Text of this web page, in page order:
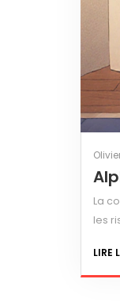
La
les
LIRE